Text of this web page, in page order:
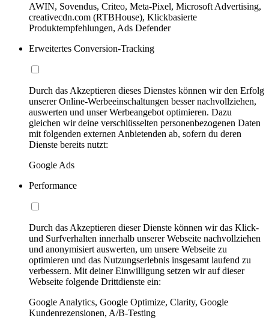
AWIN, Sovendus, Criteo, Meta-Pixel, Microsoft Advertising,
creativecdn.com (RTBHouse), Klickbasierte
Produktempfehlungen, Ads Defender
Erweitertes Conversion-Tracking
Durch das Akzeptieren dieses Dienstes können wir den Erfolg
unserer Online-Werbeeinschaltungen besser nachvollziehen,
auswerten und unser Werbeangebot optimieren. Dazu
gleichen wir deine verschlüsselten personenbezogenen Daten
mit folgenden externen Anbietenden ab, sofern du deren
Dienste bereits nutzt:
Google Ads
Performance
Durch das Akzeptieren dieser Dienste können wir das Klick-
und Surfverhalten innerhalb unserer Webseite nachvollziehen
und anonymisiert auswerten, um unsere Webseite zu
optimieren und das Nutzungserlebnis insgesamt laufend zu
verbessern. Mit deiner Einwilligung setzen wir auf dieser
Webseite folgende Drittdienste ein:
Google Analytics, Google Optimize, Clarity, Google
Kundenrezensionen, A/B-Testing